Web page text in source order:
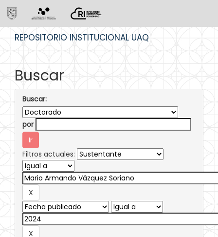
REPOSITORIO INSTITUCIONAL UAQ
Buscar
Buscar:
por
Filtros actuales: